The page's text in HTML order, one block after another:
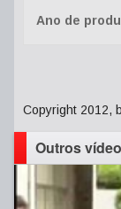
Ano de
Copyright 2012,
Outros